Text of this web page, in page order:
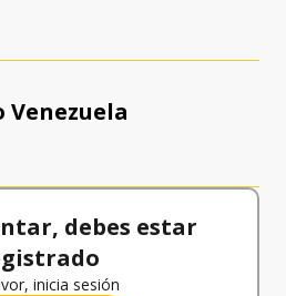
Venezuela
debes estar
inicia sesión